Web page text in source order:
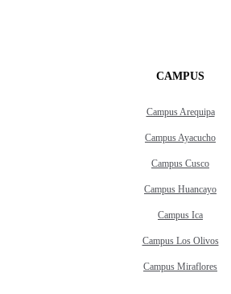
CAMPUS
Campus Arequipa
Campus Ayacucho
Campus Cusco
Campus Huancayo
Campus Ica
Campus Los Olivos
Campus Miraflores